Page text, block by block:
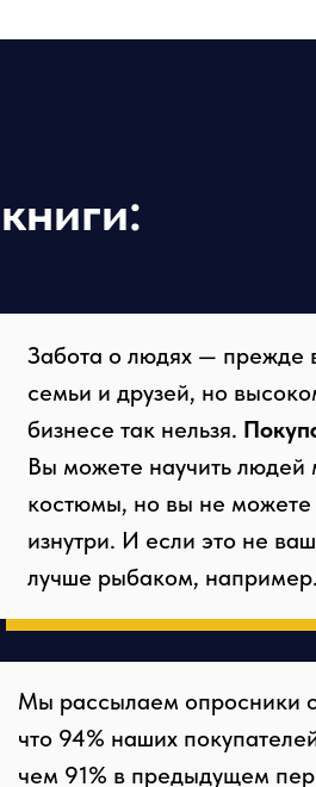
ниги:
Вы можете научить
Забота о людях — прежде
семьи и друзей, но
бизнесе так нельзя.
Вы можете научить людей
костюмы, но вы не можете
изнутри. И если это не
лучше рыбаком, например.
Мы рассылаем опросники
что 94% наших
чем 91% в предыдущем